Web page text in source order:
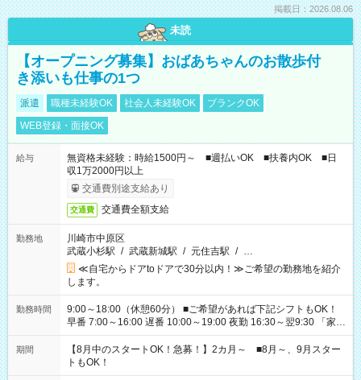
掲載日：2026.08.06
未読
【オープニング募集】おばあちゃんのお散歩付
き添いも仕事の1つ
派遣 職種未経験OK 社会人未経験OK
ブランクOK
WEB登録・面接OK
給与
無資格未経験：時給1500円～ ■週払いOK ■扶養内OK ■日
収1万2000円以上
交通費別途支給あり
交通費 交通費全額支給
勤務地
川崎市中原区
武蔵小杉駅 / 武蔵新城駅 / 元住吉駅 / …
≪自宅からドアtoドアで30分以内！≫ご希望の勤務地を紹介
します。
勤務時間
9:00～18:00（休憩60分） ■ご希望があれば下記シフトもOK！
早番 7:00～16:00 遅番 10:00～19:00 夜勤 16:30～翌9:30 「家族
と休みを合わせたい」 「余裕を持って夕飯の準備がしたい」
「できれば残業はしたくない」 など、ご希望を教えてください
ね。 ※Wワーク希望の方へ 今ご覧のお仕事で希望する勤務時間
と、もう1つのお仕事の勤務時間。 合計で週40時間を超える場
期間
【8月中のスタートOK！急募！】2カ月～ ■8月～、9月スター
トもOK！